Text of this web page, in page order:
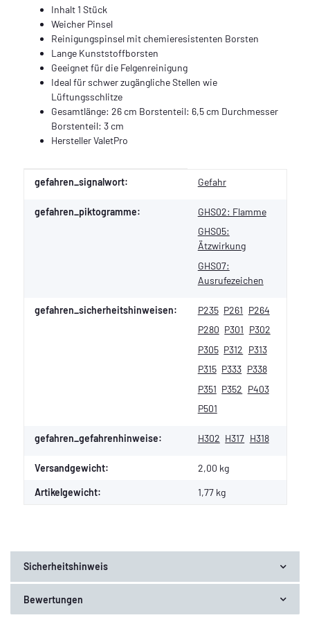
Inhalt 1 Stück
Weicher Pinsel
Reinigungspinsel mit chemieresistenten Borsten
Lange Kunststoffborsten
Geeignet für die Felgenreinigung
Ideal für schwer zugängliche Stellen wie
Lüftungsschlitze
Gesamtlänge: 26 cm Borstenteil: 6,5 cm Durchmesser
Borstenteil: 3 cm
Hersteller ValetPro
Produkteigenschaft
Wert
gefahren_signalwort: Gefahr
gefahren_piktogramme:
GHS02: Flamme
GHS05:
Ätzwirkung
GHS07:
Ausrufezeichen
gefahren_sicherheitshinweisen: P235 P261 P264
P280 P301 P302
P305 P312 P313
P315 P333 P338
P351 P352 P403
P501
gefahren_gefahrenhinweise: H302 H317 H318
Versandgewicht: 2,00 kg
Artikelgewicht: 1,77 kg
Sicherheitshinweis
Bewertungen